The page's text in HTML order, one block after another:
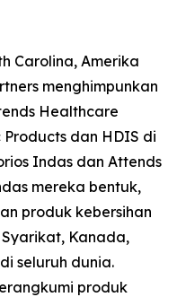
Carolina, Amerika
menghimpunkan
Healthcare
dan HDIS di
Indas dan Attends
mereka bentuk,
produk kebersihan
Kanada,
seluruh dunia.
produk